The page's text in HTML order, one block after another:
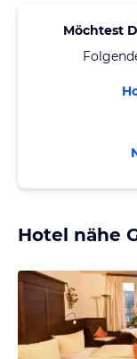
Möchtest
Hotel nähe